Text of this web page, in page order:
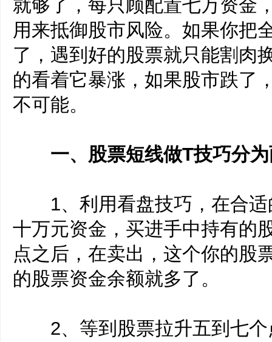
就够了，每只顾配置七万资金
用来抵御股市风险。如果你把
了，遇到好的股票就只能割肉
的看着它暴涨，如果股市跌了
不可能。
一、股票短线做T技巧分为
1、利用看盘技巧，在合适
十万元资金，买进手中持有的
点之后，在卖出，这个你的股
的股票资金余额就多了。
2、等到股票拉升五到七个